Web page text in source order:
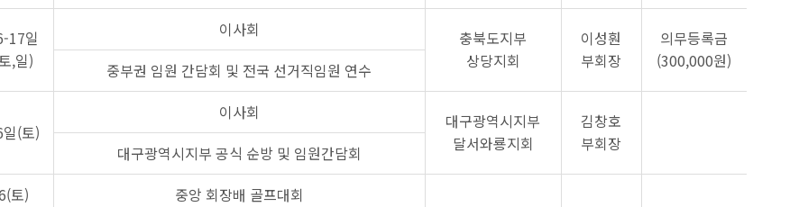
17일
,일)
이사회
충북도지부
상당지회
이성훤
부회장
의무등록금
(300,000원)
중부권 임원 간담회 및 전국 선거직임원 연수
(토)
이사회
대구광역시지부
달서와룡지회
김창호
부회장
대구광역시지부 공식 순방 및 임원간담회
토) 중앙 회장배 골프대회